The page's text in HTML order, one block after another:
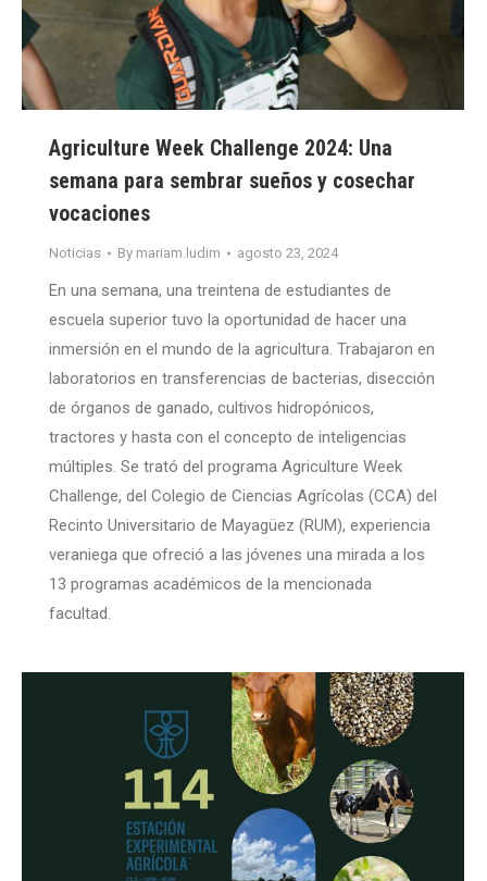
Agriculture Week Challenge 2024: Una
semana para sembrar sueños y cosechar
vocaciones
Noticias By mariam.ludim agosto 23, 2024
En una semana, una treintena de estudiantes de
escuela superior tuvo la oportunidad de hacer una
inmersión en el mundo de la agricultura. Trabajaron en
laboratorios en transferencias de bacterias, disección
de órganos de ganado, cultivos hidropónicos,
tractores y hasta con el concepto de inteligencias
múltiples. Se trató del programa Agriculture Week
Challenge, del Colegio de Ciencias Agrícolas (CCA) del
Recinto Universitario de Mayagüez (RUM), experiencia
veraniega que ofreció a las jóvenes una mirada a los
13 programas académicos de la mencionada
facultad.